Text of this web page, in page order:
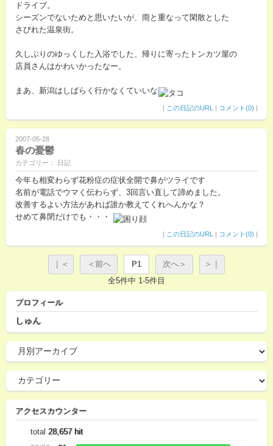
ドライブ。
シーズンでないためと思いたいが、雨と重なって閑散とした
さびれた温泉街。
久しぶりのゆっくした入浴でした、帰りに寄ったトンカツ屋の
店員さんはかわいかったなー。
まあ、新潟はしばらく行かなくていいな
| この日記のURL | コメント(0) |
2007-05-28
春の憂鬱
カテゴリー： 日記
今年も相変わらず花粉症の症状全開で鼻がツライです
名前が電話でウマく伝わらず、3回言い直して諦めました。
改善するよい方法があれば誰か教えてくれへんかな？
せめて鼻閉だけでも・・・
| この日記のURL | コメント(0) |
｜＜ ＜前へ P1 次へ＞
＞｜
全5件中 1-5件目
プロフィール
しゅん
アクセスカウンター
total 28,657 hit